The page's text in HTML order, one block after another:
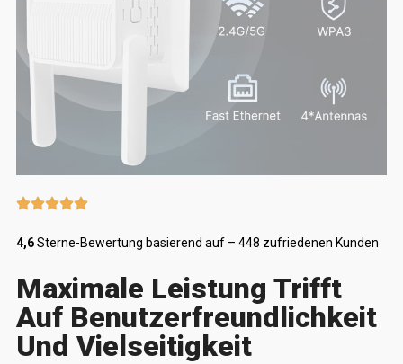
4,6Sterne-Bewertung basierend auf – 448 zufriedenen Kunden
Maximale Leistung Trifft
Auf Benutzerfreundlichkeit
Und Vielseitigkeit